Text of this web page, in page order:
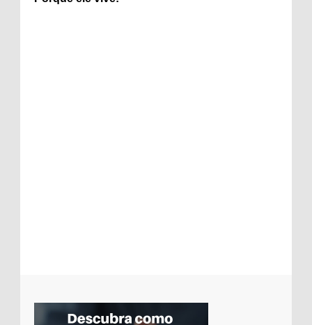
Candidata desafia Jesus Cristo em
Galinha pintadinha gera polêmica entre
evangélicos